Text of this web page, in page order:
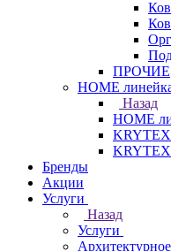
ПРОЧИЕ
HOME
Назад
HOME
KRYTEX
Бренды
Акции
Услуги
Назад
Услуги